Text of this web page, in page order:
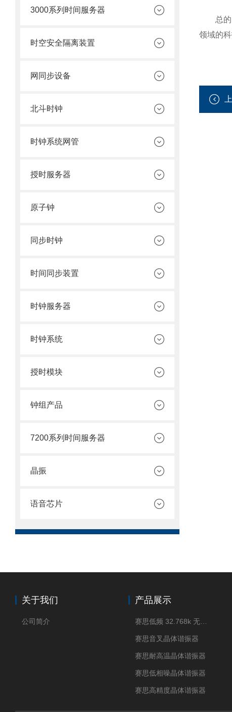
3000系列时间服务器
时空安全隔离装置
网同步设备
北斗时钟
时钟系统网管
授时服务器
原子钟
同步时钟
时间同步装置
时钟服务器
时钟系统
授时模块
钟组产品
7200系列时间服务器
晶振
语音芯片
总的来
领域的
关于我们
公司简介
产品展示
赛思音叉晶体谐振器
赛思耐高温晶体谐振器
赛思低相噪晶体谐振器
赛思高精度晶体谐振器